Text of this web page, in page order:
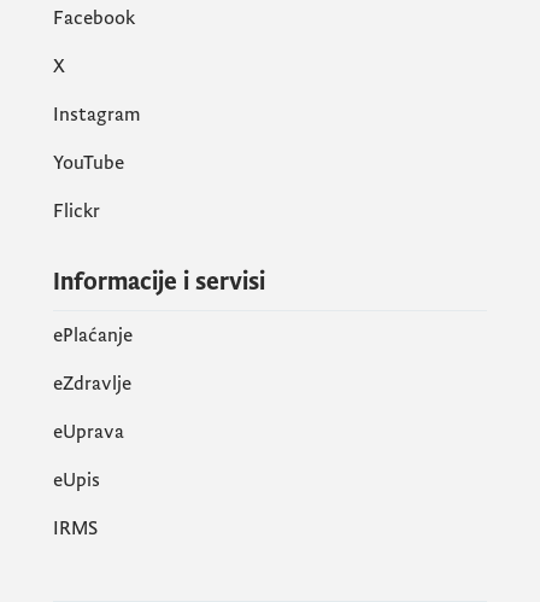
Facebook
X
Instagram
YouTube
Flickr
Informacije i servisi
ePlaćanje
eZdravlje
eUprava
еUpis
IRMS